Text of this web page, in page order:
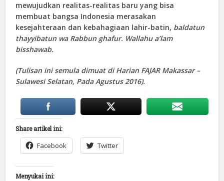
mewujudkan realitas-realitas baru yang bisa
membuat bangsa Indonesia merasakan
kesejahteraan dan kebahagiaan lahir-batin, baldatun
thayyibatun wa Rabbun ghafur. Wallahu a’lam
bisshawab.
(Tulisan ini semula dimuat di Harian FAJAR Makassar –
Sulawesi Selatan, Pada Agustus 2016).
Share artikel ini:
Facebook Twitter
Menyukai ini: